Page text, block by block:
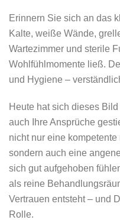
Erinnern Sie sich an das
Kalte, weiße Wände,
Wartezimmer und sterile
Wohlfühlmomente ließ.
und Hygiene –
Heute hat sich dieses
auch Ihre Ansprüche
nicht nur eine
sondern auch eine
sich gut aufgehoben
als reine
Vertrauen entsteht – und
Rolle.